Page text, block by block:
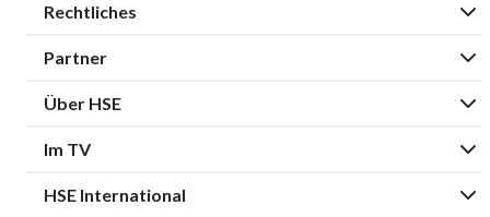
Rechtliches
Partner
Über HSE
Im TV
HSE International